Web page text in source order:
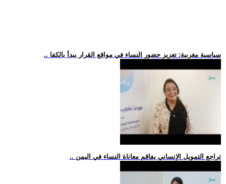
.. سياسية مغربية: تعزيز حضور النساء في مواقع القرار يبدأ بالكفا
.. تراجع التمويل الإنساني يفاقم معاناة النساء في اليمن